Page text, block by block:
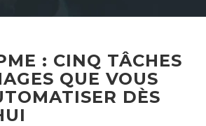
: CINQ TÂCHES
QUE VOUS
DÈS